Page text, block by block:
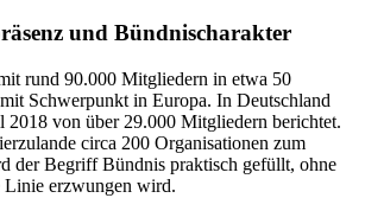
und Bündnischarakter
rund 90.000 Mitgliedern in etwa 50
Schwerpunkt in Europa. In Deutschland
2018 von über 29.000 Mitgliedern berichtet.
circa 200 Organisationen zum
der Begriff Bündnis praktisch gefüllt, ohne
Linie erzwungen wird.